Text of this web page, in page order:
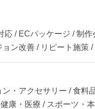
/ ECパッケージ / 制
ン改善 / リピート施策 /
・アクセサリー / 食料
康・医療 / スポーツ・